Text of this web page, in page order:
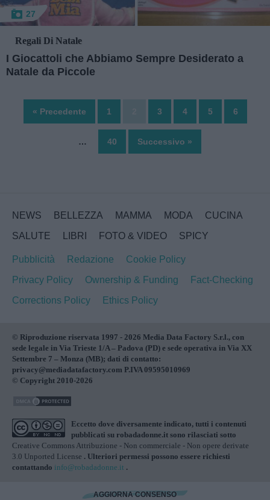
27
Regali Di Natale
I Giocattoli che Abbiamo Sempre Desiderato a
Natale da Piccole
« Precedente 1 3 4 5 6
… 40 Successivo »
NEWS BELLEZZA MAMMA MODA
CUCINA
SALUTE
LIBRI FOTO & VIDEO SPICY
Pubblicità Redazione
Cookie Policy
Privacy Policy
Ownership & Funding
Fact-Checking
Corrections Policy
Ethics Policy
© Riproduzione riservata 1997 - 2026 Media Data Factory S.r.l., con
sede legale in Via Trieste 1/A – Padova (PD) e sede operativa in Via XX
Settembre 7 – Monza (MB); dati di contatto:
privacy@mediadatafactory.com P.IVA 09595010969
© Copyright 2010-2026
Eccetto dove diversamente indicato, tutti i contenuti
pubblicati su robadadonne.it sono rilasciati sotto
Creative Commons Attribuzione - Non commerciale - Non opere derivate
3.0 Unported License . Ulteriori permessi possono essere richiesti
contattando info@robadadonne.it .
AGGIORNA CONSENSO